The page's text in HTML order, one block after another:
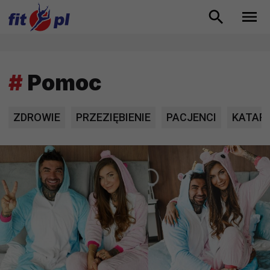
# Pomoc
ZDROWIE PRZEZIĘBIENIE PACJENCI KATAR